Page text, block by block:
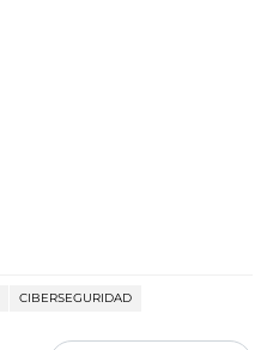
CIBERSEGURIDAD